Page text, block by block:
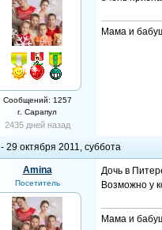
Сообщений: 1257
г. Сарапул
2435 дней назад
Мама и
- 29 октября 2011, суббота
Amina
Посетитель
Дочь в
Возможно у
Мама и